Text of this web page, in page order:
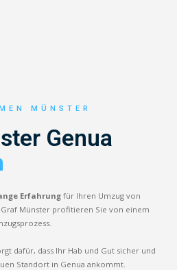
MÜNSTER
Genua
Erfahrung für Ihren Umzug von
Münster profitieren Sie von einem
dafür, dass Ihr Hab und Gut sicher und
Standort in Genua ankommt.